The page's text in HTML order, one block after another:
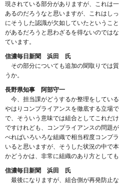
現されている部分がありますが、これは
あるのだろうなと思いますが、これはし
にそうした認識が欠如していたというこ
があるだろうと思わざるを得ないのでは
ています。
信濃毎日新聞 浜田 氏
その部分についても追加の聞取りでは
うか。
長野県知事 阿部守一
今、担当課がどうするか整理をしてい
やはりコンプライアンスを徹底する立場
で、そういう意味では組合としてこれだ
ですけれども、コンプライアンスの問題
べればいろいろな組織で相当程度コンプ
いると思いますが、そうした状況の中で
かどうかは、非常に組織のあり方として
信濃毎日新聞 浜田 氏
最後になりますが、組合側が再発防止